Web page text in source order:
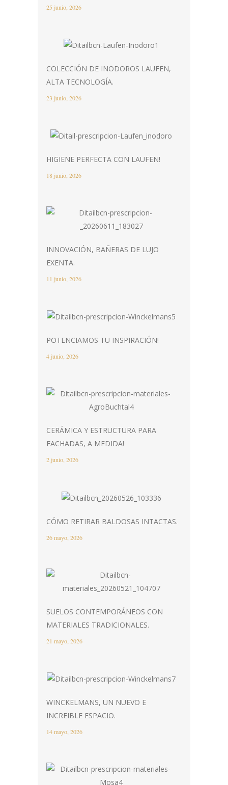
25 junio, 2026
COLECCIÓN DE INODOROS LAUFEN,
ALTA TECNOLOGÍA.
23 junio, 2026
HIGIENE PERFECTA CON LAUFEN!
18 junio, 2026
INNOVACIÓN, BAÑERAS DE LUJO
EXENTA.
11 junio, 2026
POTENCIAMOS TU INSPIRACIÓN!
4 junio, 2026
CERÁMICA Y ESTRUCTURA PARA
FACHADAS, A MEDIDA!
2 junio, 2026
CÓMO RETIRAR BALDOSAS INTACTAS.
26 mayo, 2026
SUELOS CONTEMPORÁNEOS CON
MATERIALES TRADICIONALES.
21 mayo, 2026
WINCKELMANS, UN NUEVO E
INCREIBLE ESPACIO.
14 mayo, 2026